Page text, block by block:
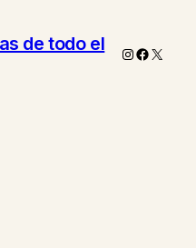
de todo el
Instagram
X